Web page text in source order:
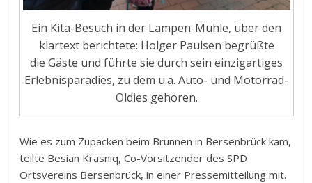
Ein Kita-Besuch in der Lampen-Mühle, über den
klartext berichtete: Holger Paulsen begrüßte
die Gäste und führte sie durch sein einzigartiges
Erlebnisparadies, zu dem u.a. Auto- und Motorrad-
Oldies gehören.
Wie es zum Zupacken beim Brunnen in Bersenbrück kam,
teilte Besian Krasniq, Co-Vorsitzender des SPD
Ortsvereins Bersenbrück, in einer Pressemitteilung mit.